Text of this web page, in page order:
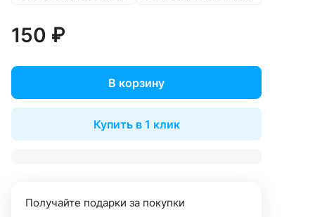
150 ₽
В корзину
Купить в 1 клик
Получайте подарки за покупки